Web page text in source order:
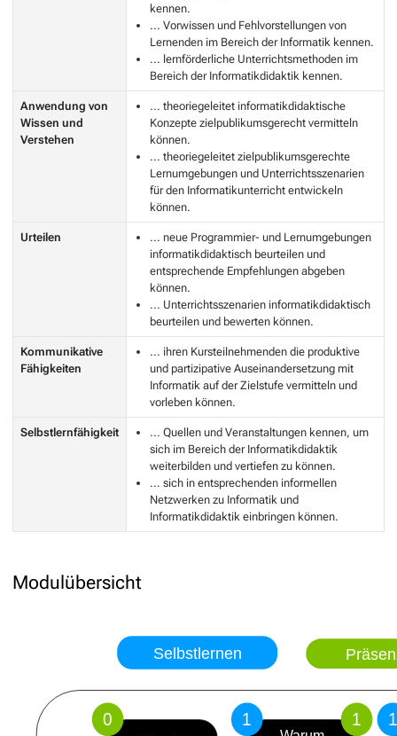
kennen.
... Vorwissen und Fehlvorstellungen von
Lernenden im Bereich der Informatik kennen.
... lernförderliche Unterrichtsmethoden im
Bereich der Informatikdidaktik kennen.
Anwendung von
Wissen und
Verstehen
... theoriegeleitet informatikdidaktische
Konzepte zielpublikumsgerecht vermitteln
können.
... theoriegeleitet zielpublikumsgerechte
Lernumgebungen und Unterrichtsszenarien
für den Informatikunterricht entwickeln
können.
Urteilen
... neue Programmier- und Lernumgebungen
informatikdidaktisch beurteilen und
entsprechende Empfehlungen abgeben
können.
... Unterrichtsszenarien informatikdidaktisch
beurteilen und bewerten können.
Kommunikative
Fähigkeiten
... ihren Kursteilnehmenden die produktive
und partizipative Auseinandersetzung mit
Informatik auf der Zielstufe vermitteln und
vorleben können.
Selbstlernfähigkeit
... Quellen und Veranstaltungen kennen, um
sich im Bereich der Informatikdidaktik
weiterbilden und vertiefen zu können.
... sich in entsprechenden informellen
Netzwerken zu Informatik und
Informatikdidaktik einbringen können.
Modulübersicht